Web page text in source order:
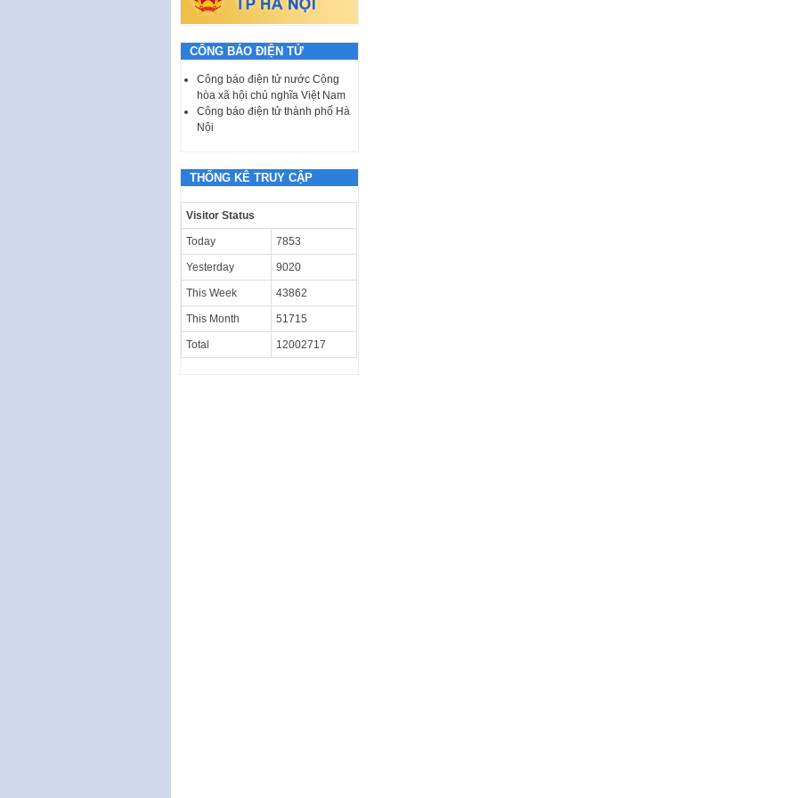
CÔNG BÁO ĐIỆN TỬ
Công báo điện tử nước Cộng
hòa xã hội chủ nghĩa Việt Nam
Công báo điện tử thành phố Hà
Nội
THỐNG KÊ TRUY CẬP
Visitor Status
Today 7853
Yesterday 9020
This Week 43862
This Month 51715
Total 12002717